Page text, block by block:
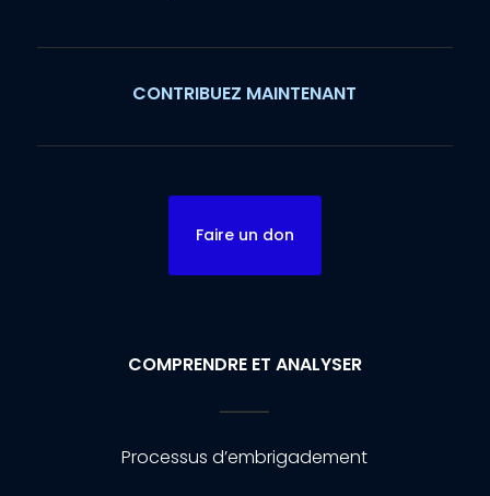
CONTRIBUEZ MAINTENANT
Faire un don
COMPRENDRE ET ANALYSER
Processus d’embrigadement